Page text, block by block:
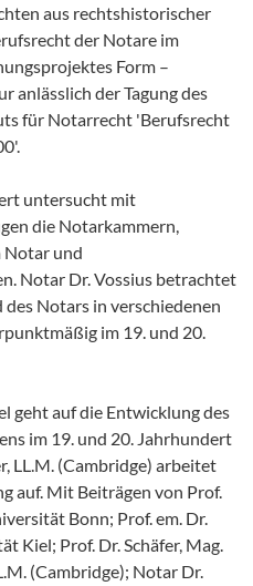
aus rechtshistorischer
der Notare im
Form –
anlässlich der Tagung des
für Notarrecht 'Berufsrecht
untersucht mit
die Notarkammern,
Notar und
Notar Dr. Vossius betrachtet
des Notars in verschiedenen
im 19. und 20.
geht auf die Entwicklung des
im 19. und 20. Jahrhundert
LL.M. (Cambridge) arbeitet
auf. Mit Beiträgen von Prof.
Bonn; Prof. em. Dr.
Kiel; Prof. Dr. Schäfer, Mag.
(Cambridge); Notar Dr.